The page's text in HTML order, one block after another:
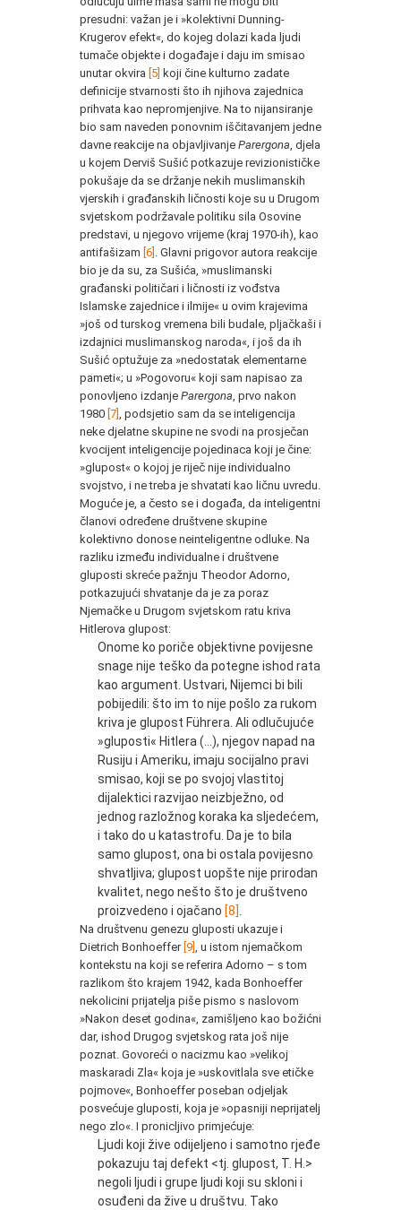
presudni: važan je i »kolektivni Dunning-
Krugerov efekt«, do kojeg dolazi kada ljudi
tumače objekte i događaje i daju im smisao
unutar okvira [5] koji čine kulturno zadate
definicije stvarnosti što ih njihova zajednica
prihvata kao nepromjenjive. Na to nijansiranje
bio sam naveden ponovnim iščitavanjem jedne
davne reakcije na objavljivanje Parergona , djela
u kojem Derviš Sušić potkazuje revizionističke
pokušaje da se držanje nekih muslimanskih
vjerskih i građanskih ličnosti koje su u Drugom
svjetskom podržavale politiku sila Osovine
predstavi, u njegovo vrijeme (kraj 1970-ih), kao
antifašizam [6] . Glavni prigovor autora reakcije
bio je da su, za Sušića, »muslimanski
građanski političari i ličnosti iz vođstva
Islamske zajednice i ilmije« u ovim krajevima
»još od turskog vremena bili budale, pljačkaši i
izdajnici muslimanskog naroda«, i još da ih
Sušić optužuje za »nedostatak elementarne
pameti«; u »Pogovoru« koji sam napisao za
ponovljeno izdanje Parergona , prvo nakon
1980 [7] , podsjetio sam da se inteligencija
neke djelatne skupine ne svodi na prosječan
kvocijent inteligencije pojedinaca koji je čine:
»glupost« o kojoj je riječ nije individualno
svojstvo, i ne treba je shvatati kao ličnu uvredu.
Moguće je, a često se i događa, da inteligentni
članovi određene društvene skupine
kolektivno donose neinteligentne odluke. Na
razliku između individualne i društvene
gluposti skreće pažnju Theodor Adorno,
potkazujući shvatanje da je za poraz
Njemačke u Drugom svjetskom ratu kriva
Hitlerova glupost:
Onome ko poriče objektivne povijesne
snage nije teško da potegne ishod rata
kao argument. Ustvari, Nijemci bi bili
pobijedili: što im to nije pošlo za rukom
kriva je glupost Führera. Ali odlučujuće
»gluposti« Hitlera (…), njegov napad na
Rusiju i Ameriku, imaju socijalno pravi
smisao, koji se po svojoj vlastitoj
dijalektici razvijao neizbježno, od
jednog razložnog koraka ka sljedećem,
i tako do u katastrofu. Da je to bila
samo glupost, ona bi ostala povijesno
shvatljiva; glupost uopšte nije prirodan
kvalitet, nego nešto što je društveno
proizvedeno i ojačano [8]
Na društvenu genezu gluposti ukazuje i
Dietrich Bonhoeffer [9] , u istom njemačkom
kontekstu na koji se referira Adorno – s tom
razlikom što krajem 1942, kada Bonhoeffer
nekolicini prijatelja piše pismo s naslovom
»Nakon deset godina«, zamišljeno kao božićni
dar, ishod Drugog svjetskog rata još nije
poznat. Govoreći o nacizmu kao »velikoj
maskaradi Zla« koja je »uskovitlala sve etičke
pojmove«, Bonhoeffer poseban odjeljak
posvećuje gluposti, koja je »opasniji neprijatelj
nego zlo«. I pronicljivo primjećuje:
Ljudi koji žive odijeljeno i samotno rjeđe
pokazuju taj defekt <tj. glupost, T. H.>
negoli ljudi i grupe ljudi koji su skloni i
osuđeni da žive u društvu. Tako